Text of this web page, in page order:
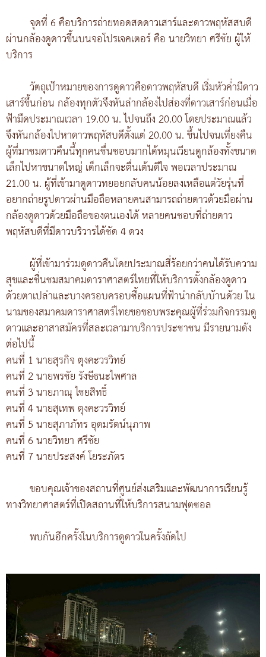
จุดที่ 6 คือบริการถ่ายทอดสดดาวเสาร์และดาวพฤหัสสบดี
ผ่านกล้องดูดาวขึ้นบนจอโปรเจคเตอร์ คือ นายวิทยา ศรีชัย ผู้ให้
บริการ
วัตถุเป้าหมายของการดูดาวคือดาวพฤหัสบดี เริ่มหัวค่ำมีดาว
เสาร์ขึ้นก่อน กล้องทุกตัวจึงหันลำกล้องไปส่องที่ดาวเสาร์ก่อนเมื่อ
ฟ้ามืดประมาณเวลา 19.00 น. ไปจนถึง 20.00 โดยประมาณแล้ว
จึงหันกล้องไปหาดาวพฤหัสบดีตั้งแต่ 20.00 น. ขึ้นไปจนเที่ยงคืน
ผู้ที่มาชมดาวคืนนี้ทุกคนชื่นชอบมากได้หมุนเวียนดูกล้องทั้งขนาด
เล็กไปหาขนาดใหญ่ เด็กเล็กจะตื่นเต้นดีใจ พอเวลาประมาณ
21.00 น. ผู้ที่เข้ามาดูดาวทยอยกลับคนน้อยลงเหลือแต่วัยรุ่นที่
อยากถ่ายรูปดาวผ่านมือถือหลายคนสามารถถ่ายดาวด้วยมือผ่าน
กล้องดูดาวด้วยมือถือของตนเองได้ หลายคนชอบที่ถ่ายดาว
พฤหัสบดีที่มีดาวบริวารได้ชัด 4 ดวง
ผู้ที่เข้ามาร่วมดูดาวคืนโดยประมาณสี่ร้อยกว่าคนได้รับความ
สุขและชื่นชมสมาคมดาราศาสตร์ไทยที่ให้บริการตั้งกล้องดูดาว
ด้วยตาเปล่าและบางครอบครอบซื้อแผนที่ฟ้านำกลับบ้านด้วย ใน
นามของสมาคมดาราศาสตร์ไทยขอขอบพระคุณผู้ที่ร่วมกิจกรรมดู
ดาวและอาสาสมัครที่สละเวลามาบริการประชาชน มีรายนามดัง
ต่อไปนี้
คนที่ 1 นายสุรกิจ ตุงคะวรวิทย์
คนที่ 2 นายพรชัย รังษีธนะไพศาล
คนที่ 3 นายภาณุ ไชยสิทธิ์
คนที่ 4 นายสุเทพ ตุงคะวรวิทย์
คนที่ 5 นายสุภาภัทร อุดมรัตน์นุภาพ
คนที่ 6 นายวิทยา ศรีชัย
คนที่ 7 นายประสงค์ โยระภัตร
ขอบคุณเจ้าของสถานที่ศูนย์ส่งเสริมและพัฒนาการเรียนรู้
ทางวิทยาศาสตร์ที่เปิดสถานที่ให้บริการสนามฟุตซอล
พบกันอีกครั้งในบริการดูดาวในครั้งถัดไป